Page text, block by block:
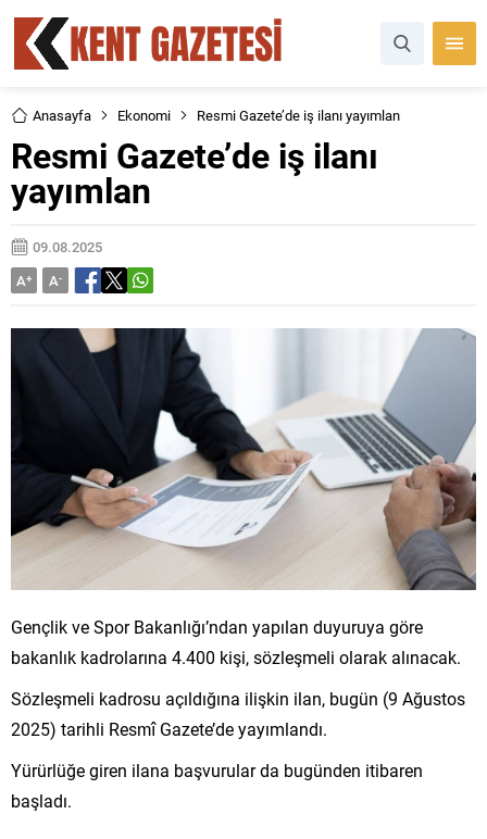
Anasayfa Ekonomi Resmi Gazete’de iş ilanı yayımlan
Resmi Gazete’de iş ilanı
yayımlan
09.08.2025
A+ A-
Gençlik ve Spor Bakanlığı’ndan yapılan duyuruya göre
bakanlık kadrolarına 4.400 kişi, sözleşmeli olarak alınacak.
Sözleşmeli kadrosu açıldığına ilişkin ilan, bugün (9 Ağustos
2025) tarihli Resmî Gazete’de yayımlandı.
Yürürlüğe giren ilana başvurular da bugünden itibaren
başladı.